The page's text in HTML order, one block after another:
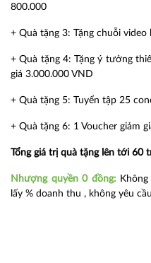
800.000
+ Quà tặng 3: Tặng chuỗi
+ Quà tặng 4: Tặng ý tưởng
giá 3.000.000 VND
+ Quà tặng 5: Tuyển tập 25
+ Quà tặng 6: 1 Voucher giảm
Tổng giá trị quà tặng lên tới 60
Nhượng quyền 0 đồng:
lấy % doanh thu , không yêu